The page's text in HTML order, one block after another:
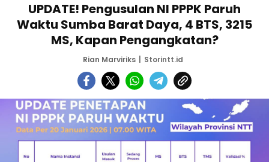
UPDATE! Pengusulan NI PPPK Paruh
Waktu Sumba Barat Daya, 4 BTS, 3215
MS, Kapan Pengangkatan?
Rian Marviriks Storintt.id